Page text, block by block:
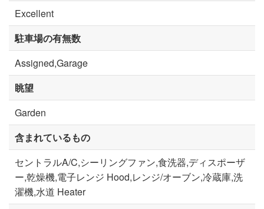
Excellent
駐車場の有無数
Assigned,Garage
眺望
Garden
含まれているもの
セントラルA/C,シーリングファン,食洗器,ディスポーザ
ー,乾燥機,電子レンジ Hood,レンジ/オーブン,冷蔵庫,洗
濯機,水道 Heater